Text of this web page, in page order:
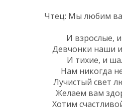
Чтец: Мы любим
И взрослые,
Девчонки наши
И тихие, и
Нам никогда
Лучистый свет
Желаем вам
Хотим